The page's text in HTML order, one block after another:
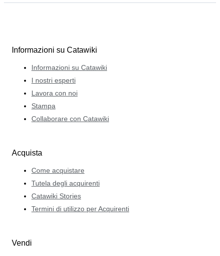
Informazioni su Catawiki
Informazioni su Catawiki
I nostri esperti
Lavora con noi
Stampa
Collaborare con Catawiki
Acquista
Come acquistare
Tutela degli acquirenti
Catawiki Stories
Termini di utilizzo per Acquirenti
Vendi